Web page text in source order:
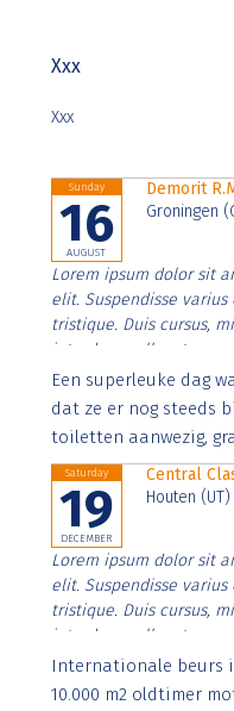
Xxx
Xxx
Sunday
16
AUGUST
Demorit
Groningen
Lorem ipsum dolor sit
elit. Suspendisse
tristique. Duis cursus,
interdum nulla, ut
Aenean faucibus nibh
imperdiet. Nunc ut sem
Een superleuke dag
dat ze er nog steeds
toiletten aanwezig,
Saturday
19
DECEMBER
Central
Houten (UT)
Lorem ipsum dolor sit
elit. Suspendisse
tristique. Duis cursus,
interdum nulla, ut
Aenean faucibus nibh
imperdiet. Nunc ut sem
Internationale beurs
10.000 m2 oldtimer